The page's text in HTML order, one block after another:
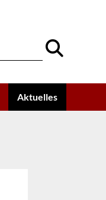
Aktuelles